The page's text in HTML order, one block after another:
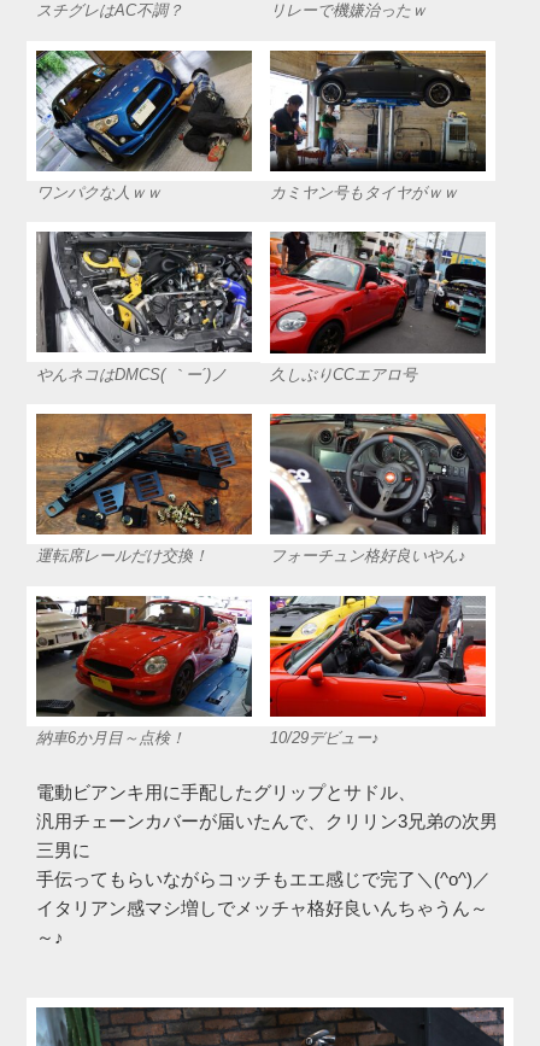
スチグレはAC不調？ リレーで機嫌治ったｗ
ワンパクな人ｗｗ カミヤン号もタイヤがｗｗ
やんネコはDMCS( ｀ー´)ノ 久しぶりCCエアロ号
運転席レールだけ交換！ フォーチュン格好良いやん♪
納車6か月目～点検！ 10/29デビュー♪
電動ビアンキ用に手配したグリップとサドル、
汎用チェーンカバーが届いたんで、クリリン3兄弟の次男
三男に
手伝ってもらいながらコッチもエエ感じで完了＼(^o^)／
イタリアン感マシ増しでメッチャ格好良いんちゃうん～
～♪